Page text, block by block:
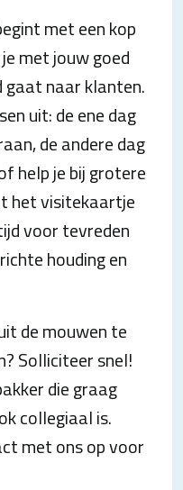
met een kop
met jouw goed
gaat naar klanten.
uit: de ene dag
de andere dag
help je bij grotere
het visitekaartje
voor tevreden
houding en
de mouwen te
Solliciteer snel!
die graag
collegiaal is.
met ons op voor